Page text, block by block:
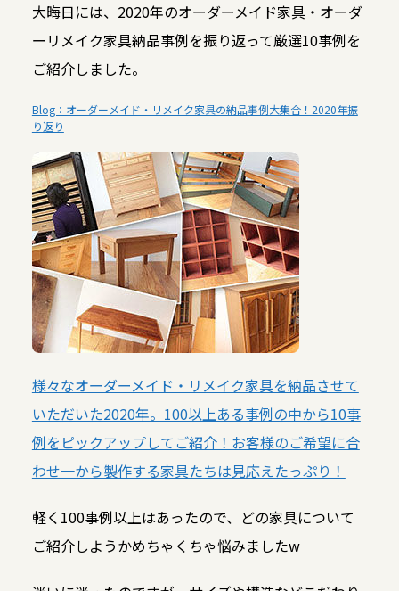
大晦日には、2020年のオーダーメイド家具・オーダ
ーリメイク家具納品事例を振り返って厳選10事例を
ご紹介しました。
Blog：オーダーメイド・リメイク家具の納品事例大集合！2020年振
り返り
様々なオーダーメイド・リメイク家具を納品させて
いただいた2020年。100以上ある事例の中から10事
例をピックアップしてご紹介！お客様のご希望に合
わせ一から製作する家具たちは見応えたっぷり！
軽く100事例以上はあったので、どの家具について
ご紹介しようかめちゃくちゃ悩みましたw